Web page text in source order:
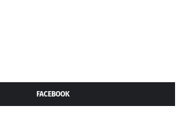
FACEBOOK